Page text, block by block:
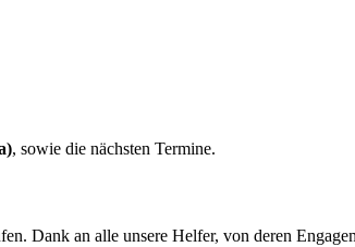
, sowie die nächsten Termine.
Dank an alle unsere Helfer, von deren